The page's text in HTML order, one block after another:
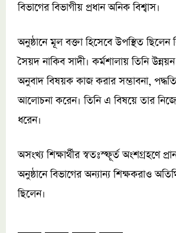
বিভাগের বিভাগীয় প্রধান অনিক বিশ্বাস।
অনুষ্ঠানে মূল বক্তা হিসেবে উপস্থিত ছিলেন
সৈয়দ নাকিব সাদী। কর্মশালায় তিনি
অনুবাদ বিষয়ক কাজ করার সম্ভাবনা,
আলোচনা করেন। তিনি এ বিষয়ে তার
ধরেন।
অসংখ্য শিক্ষার্থীর স্বতঃস্ফূর্ত অংশগ্রহণে
অনুষ্ঠানে বিভাগের অন্যান্য শিক্ষকরাও
ছিলেন।